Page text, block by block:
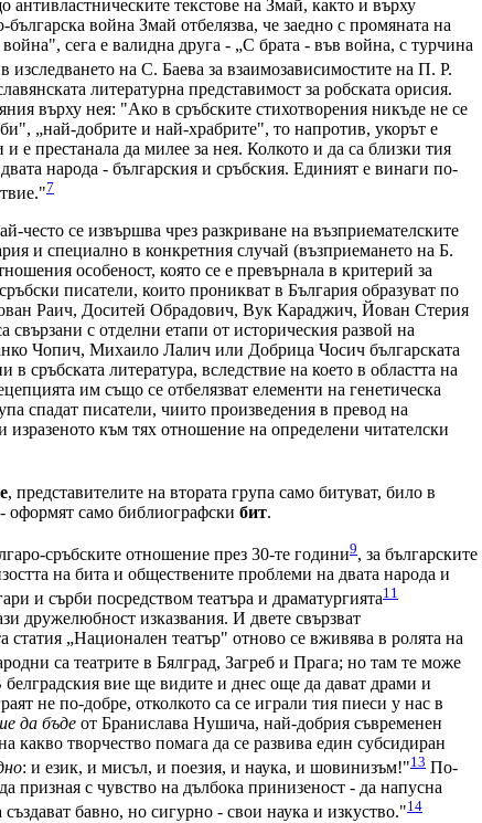
текстове на Змай, както и върху
война Змай отбелязва, че заедно с промяната на
сега е валидна друга - „С брата - във война, с турчина
изследването на С. Баева за взаимозависимостите на П. Р.
литературна представимост за робската орисия.
върху нея: "Ако в сръбските стихотворения никъде не се
„най-добрите и най-храбрите", то напротив, укорът е
е престанала да милее за нея. Колкото и да са близки тия
народа - българския и сръбския. Единият е винаги по-
7
често се извършва чрез разкриване на възприемателските
и специално в конкретния случай (възприемането на Б.
особеност, която се е превърнала в критерий за
писатели, които проникват в България образуват по
Раич, Доситей Обрадович, Вук Караджич, Йован Стерия
с отделни етапи от историческия развой на
Чопич, Михаило Лалич или Добрица Чосич българската
сръбската литература, вследствие на което в областта на
им също се отбелязват елементи на генетическа
спадат писатели, чиито произведения в превод на
изразеното към тях отношение на определени читателски
, представителите на втората група само битуват, било в
оформят само библиографски бит.
сръбските отношение през 30-те години9, за българските
на бита и обществените проблеми на двата народа и
и сърби посредством театъра и драматургията11
дружелюбност изказвания. И двете свързват
статия „Национален театър" отново се вживява в ролята на
са театрите в Бялград, Загреб и Прага; но там те може
вие ще видите и днес още да дават драми и
не по-добре, отколкото са се играли тия пиеси у нас в
да бъде от Бранислава Нушича, най-добрия съвременен
какво творчество помага да се развива един субсидиран
: и език, и мисъл, и поезия, и наука, и шовинизъм!"13 По-
призная с чувство на дълбока принизеност - да напусна
бавно, но сигурно - свои наука и изкуство."14